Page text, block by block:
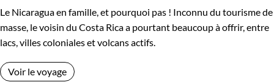
Le Nicaragua en famille, et pourquoi pas ! Inconnu du tourisme de
masse, le voisin du Costa Rica a pourtant beaucoup à offrir, entre
lacs, villes coloniales et volcans actifs.
Voir le voyage